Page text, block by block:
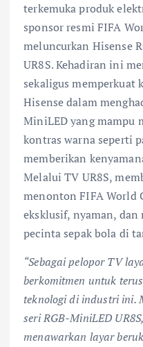
terkemuka produk
sponsor resmi FIFA
meluncurkan Hisense
UR8S. Kehadiran ini
sekaligus memperkuat
Hisense dalam
MiniLED yang mampu
kontras warna seperti
memberikan
Melalui TV UR8S,
menonton FIFA World
eksklusif, nyaman, dan
pecinta sepak bola di
“Sebagai pelopor TV
berkomitmen untuk
teknologi di industri ini.
seri RGB-MiniLED
menawarkan layar